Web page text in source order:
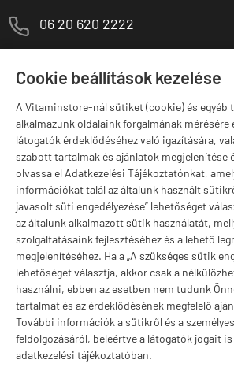
Cookie beállítások kezelése
A Vitaminstore-nál sütiket (cookie) és egyéb
alkalmazunk oldalaink forgalmának mérésére
látogatók érdeklődéséhez való igazítására,
szabott tartalmak és ajánlatok megjelenítése
olvassa el Adatkezelési Tájékoztatónkat,
információkat talál az általunk használt
javasolt süti engedélyezése” lehetőséget
az általunk alkalmazott sütik használatát,
szolgáltatásaink fejlesztéséhez és a lehető
megjelenítéséhez. Ha a „A szükséges sütik
lehetőséget választja, akkor csak a
használni, ebben az esetben nem tudunk
tartalmat és az érdeklődésének megfelelő
További információk a sütikről és a
feldolgozásáról, beleértve a látogatók jogait
adatkezelési tájékoztatóban.
M 06 20 620 2222
Szugló u. 83-85.
Márkák
Valuta választás